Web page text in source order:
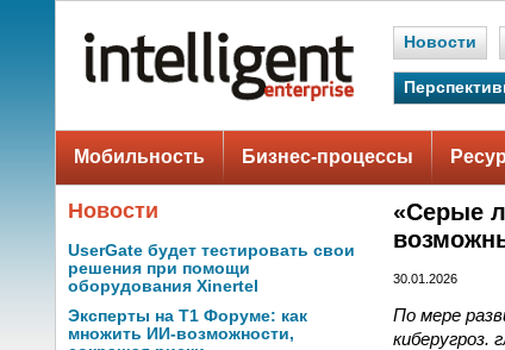
Новости
Мобильность Бизнес-процессы
Новости
UserGate будет тестировать свои
решения при помощи
оборудования Xinertel
Эксперты на Т1 Форуме: как
множить ИИ-возможности,
«Серые
30.01.2026
По мере
киберугроз.